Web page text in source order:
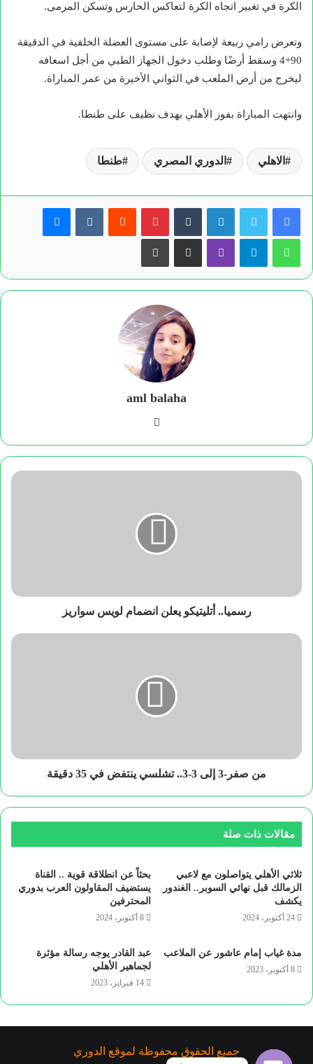
الكرة في تغيير اتجاه الكرة لتعاكس الحارس وتسكن المرمى.
وتعرض رامي ربيعة لإصابة على مستوى العضلة الخلفية في الدقيقة
90+4 وسقط أرضًا وطلب دخول الجهاز الطبي من أجل اسعافه
ليخرج من أرض الملعب في الثواني الأخيرة من عمر المباراة.
وانتهت المباراة بفوز الأهلي بهدف نظيف على طنطا.
الاهلي الدوري المصري طنطا
لينكدإن بينتيريست ماسنجر
واتساب تيلقرام ڤايبر مشاركة عبر البريد طباعة
aml balaha
رسميا.. أتليتيكو يعلن انضمام لويس سواريز
من صفر-3 إلى 3-3.. تشلسي ينتفض في 35 دقيقة
مقالات ذات صلة
ثلاثي الأهلي يتواصلون مع لاعبي
الزمالك قبل نهائي السوبر.. الغندور
يكشف
24 أكتوبر، 2024
بحثاً عن انطلاقة قوية .. القناة
يستضيف المقاولون العرب بدوري
المحترفين
8 أكتوبر، 2024
مدة غياب إمام عاشور عن الملاعب
8 أكتوبر، 2023
عبد القادر يوجه رسالة مؤثرة
لجماهير الأهلي
14 فبراير، 2023
جميع الحقوق محفوظة لموقع الدوري